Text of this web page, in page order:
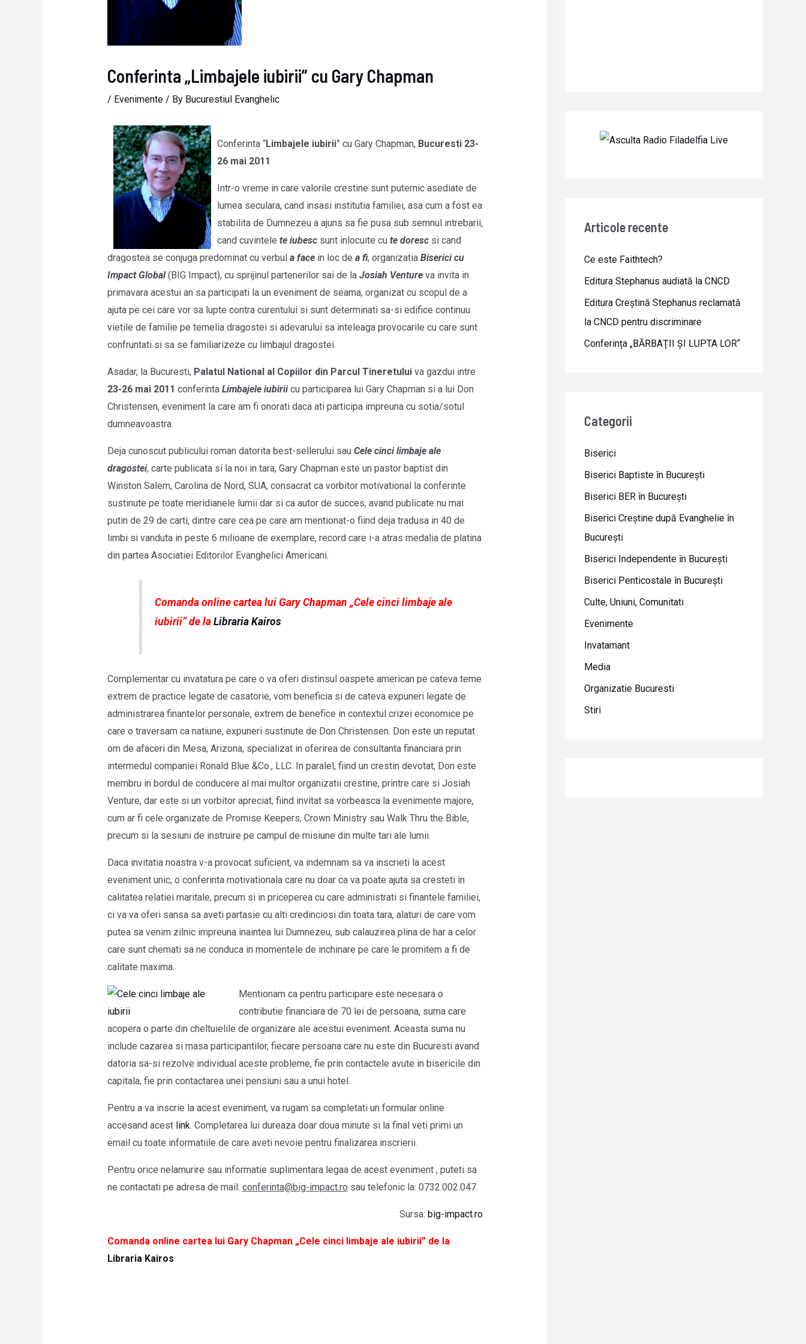
Conferinta „Limbajele iubirii” cu Gary Chapman
/ Evenimente/ By Bucurestiul Evanghelic
Conferinta “Limbajele iubirii” cu Gary Chapman,Bucuresti 23-
26 mai 2011
Intr-o vreme in care valorile crestine sunt puternic asediate de
lumea seculara, cand insasi institutia familiei, asa cum a fost ea
stabilita de Dumnezeu a ajuns sa fie pusa sub semnul intrebarii,
cand cuvintele te iubescsunt inlocuite cu te dorescsi cand
dragostea se conjuga predominat cu verbul a facein loc de a fi, organizatia Biserici cu
Impact Global(BIG Impact), cu sprijinul partenerilor sai de la Josiah Ventureva invita in
primavara acestui an sa participati la un eveniment de seama, organizat cu scopul de a
ajuta pe cei care vor sa lupte contra curentului si sunt determinati sa-si edifice continuu
vietile de familie pe temelia dragostei si adevarului sa inteleaga provocarile cu care sunt
confruntati si sa se familiarizeze cu limbajul dragostei.
Asadar, la Bucuresti, Palatul National al Copiilor din Parcul Tineretuluiva gazdui intre
23-26 mai 2011 conferinta Limbajele iubiriicu participarea lui Gary Chapman si a lui Don
Christensen, eveniment la care am fi onorati daca ati participa impreuna cu sotia/sotul
dumneavoastra.
Deja cunoscut publicului roman datorita best-sellerului sau Cele cinci limbaje ale
dragostei, carte publicata si la noi in tara, Gary Chapman este un pastor baptist din
Winston Salem, Carolina de Nord, SUA, consacrat ca vorbitor motivational la conferinte
sustinute pe toate meridianele lumii dar si ca autor de succes, avand publicate nu mai
putin de 29 de carti, dintre care cea pe care am mentionat-o fiind deja tradusa in 40 de
limbi si vanduta in peste 6 milioane de exemplare, record care i-a atras medalia de platina
din partea Asociatiei Editorilor Evanghelici Americani.
Comanda online cartea lui Gary Chapman „Cele cinci limbaje ale
iubirii” de laLibraria Kairos
Complementar cu invatatura pe care o va oferi distinsul oaspete american pe cateva teme
extrem de practice legate de casatorie, vom beneficia si de cateva expuneri legate de
administrarea finantelor personale, extrem de benefice in contextul crizei economice pe
care o traversam ca natiune, expuneri sustinute de Don Christensen. Don este un reputat
om de afaceri din Mesa, Arizona, specializat in oferirea de consultanta financiara prin
intermedul companiei Ronald Blue &Co., LLC. In paralel, fiind un crestin devotat, Don este
membru in bordul de conducere al mai multor organizatii crestine, printre care si Josiah
Venture, dar este si un vorbitor apreciat, fiind invitat sa vorbeasca la evenimente majore,
cum ar fi cele organizate de Promise Keepers, Crown Ministry sau Walk Thru the Bible,
precum si la sesiuni de instruire pe campul de misiune din multe tari ale lumii.
Daca invitatia noastra v-a provocat suficient, va indemnam sa va inscrieti la acest
eveniment unic, o conferinta motivationala care nu doar ca va poate ajuta sa cresteti in
calitatea relatiei maritale, precum si in priceperea cu care administrati si finantele familiei,
ci va va oferi sansa sa aveti partasie cu alti credinciosi din toata tara, alaturi de care vom
putea sa venim zilnic impreuna inaintea lui Dumnezeu, sub calauzirea plina de har a celor
care sunt chemati sa ne conduca in momentele de inchinare pe care le promitem a fi de
calitate maxima.
Mentionam ca pentru participare este necesara o
contributie financiara de 70 lei de persoana, suma care
acopera o parte din cheltuielile de organizare ale acestui eveniment. Aceasta suma nu
include cazarea si masa participantilor, fiecare persoana care nu este din Bucuresti avand
datoria sa-si rezolve individual aceste probleme, fie prin contactele avute in bisericile din
capitala, fie prin contactarea unei pensiuni sau a unui hotel.
Pentru a va inscrie la acest eveniment, va rugam sa completati un formular online
accesand acest link. Completarea lui dureaza doar doua minute si la final veti primi un
email cu toate informatiile de care aveti nevoie pentru finalizarea inscrierii.
Pentru orice nelamurire sau informatie suplimentara legaa de acest eveniment , puteti sa
ne contactati pe adresa de mail: conferinta@big-impact.ro sau telefonic la: 0732.002.047.
Sursa:big-impact.ro
Comanda online cartea lui Gary Chapman „Cele cinci limbaje ale iubirii” de la
Libraria Kairos
Articole recente
Ce este Faithtech?
Editura Stephanus audiată la CNCD
Editura Creștină Stephanus reclamată
la CNCD pentru discriminare
Conferința „BĂRBAŢII ŞI LUPTA LOR“
Categorii
Biserici
Biserici Baptiste în Bucureşti
Biserici BER în Bucureşti
Biserici Creştine după Evanghelie în
Bucureşti
Biserici Independente în Bucureşti
Biserici Penticostale în Bucureşti
Culte, Uniuni, Comunitati
Evenimente
Invatamant
Media
Organizatie Bucuresti
Stiri